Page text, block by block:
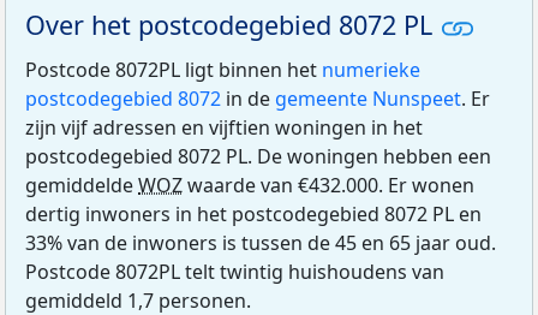
Over het postcodegebied 8072 PL
Postcode 8072PL ligt binnen het numerieke
postcodegebied 8072 in de gemeente Nunspeet. Er
zijn vijf adressen en vijftien woningen in het
postcodegebied 8072 PL. De woningen hebben een
gemiddeldeWOZwaarde van €432.000. Er wonen
dertig inwoners in het postcodegebied 8072 PL en
33% van de inwoners is tussen de 45 en 65 jaar oud.
Postcode 8072PL telt twintig huishoudens van
gemiddeld 1,7 personen.